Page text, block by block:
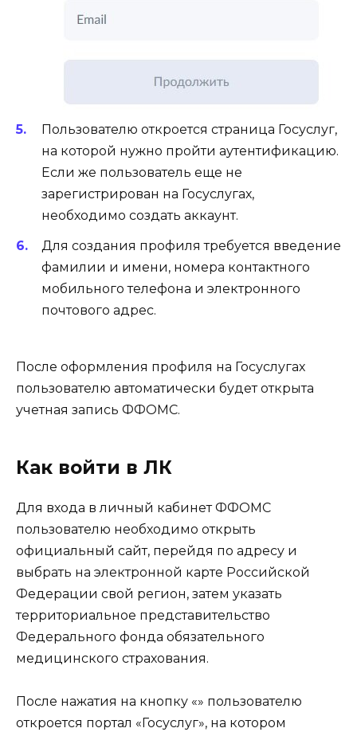
Пользователю откроется страница Госуслуг,
на которой нужно пройти аутентификацию.
Если же пользователь еще не
зарегистрирован на Госуслугах,
необходимо создать аккаунт.
Для создания профиля требуется введение
фамилии и имени, номера контактного
мобильного телефона и электронного
почтового адрес.
После оформления профиля на Госуслугах
пользователю автоматически будет открыта
учетная запись ФФОМС.
Как войти в ЛК
Для входа в личный кабинет ФФОМС
пользователю необходимо открыть
официальный сайт, перейдя по адресу и
выбрать на электронной карте Российской
Федерации свой регион, затем указать
территориальное представительство
Федерального фонда обязательного
медицинского страхования.
После нажатия на кнопку «» пользователю
откроется портал «Госуслуг», на котором